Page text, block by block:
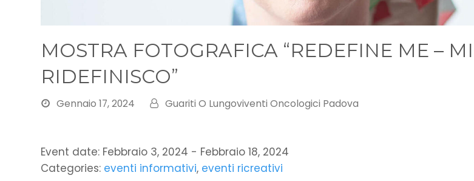
MOSTRA FOTOGRAFICA “REDEFINE ME – MI
RIDEFINISCO”
Gennaio 17, 2024 Guariti O Lungoviventi Oncologici Padova
Event date: Febbraio 3, 2024 - Febbraio 18, 2024
Categories: eventi informativi, eventi ricreativi